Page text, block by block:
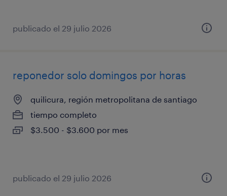
publicado el 29 julio 2026
reponedor solo domingos por horas
quilicura, región metropolitana de santiago
tiempo completo
$3.500 - $3.600 por mes
publicado el 29 julio 2026